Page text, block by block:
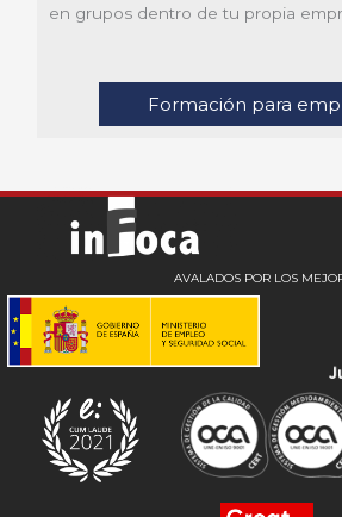
en grupos dentro de tu propia
Formación para
AVALADOS POR LOS